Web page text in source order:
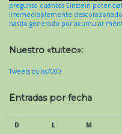
pregunto cuántos Einstein
irremediablemente
hastío generado por acumular
Nuestro «tuiteo»:
Tweets by ks7000
Entradas por fecha
D L M